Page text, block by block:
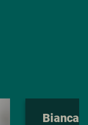
Bianca